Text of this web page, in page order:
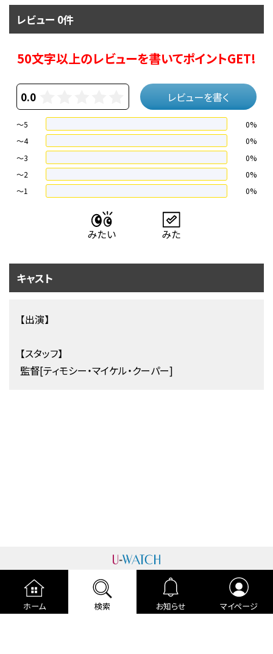
ホーム 検索 お知らせ マイページ
レビュー 0件
50文字以上のレビューを書いてポイントGET!
0.0 レビューを書く
～5
0%
～4
0%
〜3
0%
〜2
0%
〜1
0%
キャスト
【出演】
【スタッフ】
監督[ティモシー・マイケル・クーパー]
運営者情報 プライバシーポリシー
cookieポリシー
利用規約
ご利用ガイド 編集部より
広告掲載について